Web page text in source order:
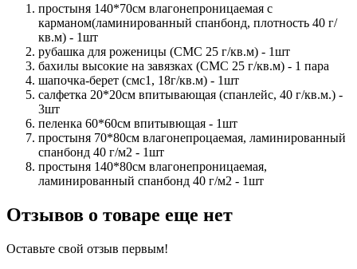
простыня 140*70см влагонепроницаемая с
карманом(ламинированный спанбонд, плотность 40 г/
кв.м) - 1шт
рубашка для роженицы (СМС 25 г/кв.м) - 1шт
бахилы высокие на завязках (СМС 25 г/кв.м) - 1 пара
шапочка-берет (смс1, 18г/кв.м) - 1шт
салфетка 20*20см впитывающая (спанлейс, 40 г/кв.м.) -
3шт
пеленка 60*60см впитывющая - 1шт
простыня 70*80см влагонепроцаемая, ламинированный
спанбонд 40 г/м2 - 1шт
простыня 140*80см влагонепроницаемая,
ламинированный спанбонд 40 г/м2 - 1шт
Отзывов о товаре еще нет
Оставьте свой отзыв первым!